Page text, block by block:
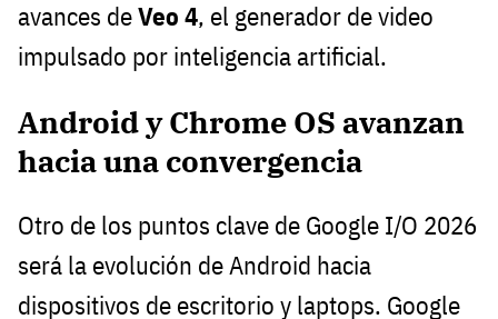
avances deVeo 4, el generador de video
impulsado por inteligencia artificial.
Android y Chrome OS avanzan
hacia una convergencia
Otro de los puntos clave de Google I/O 2026
será la evolución de Android hacia
dispositivos de escritorio y laptops. Google